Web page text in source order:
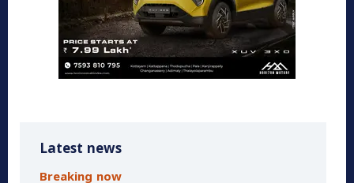
Latest news
Breaking now